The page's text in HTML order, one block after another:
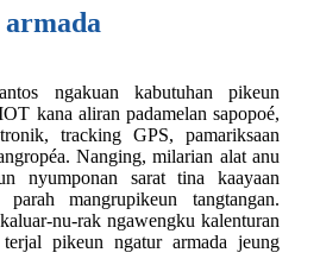
ngakuan kabutuhan pikeun
kana aliran padamelan sapopoé,
tracking GPS, pamariksaan
Nanging, milarian alat anu
nyumponan sarat tina kaayaan
mangrupikeun tangtangan.
nu-rak ngawengku kalenturan
pikeun ngatur armada jeung